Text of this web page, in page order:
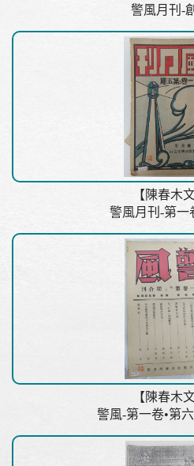
警風月刊-
【陳春木
警風月刊-第一
【陳春木
警風-第一卷•第